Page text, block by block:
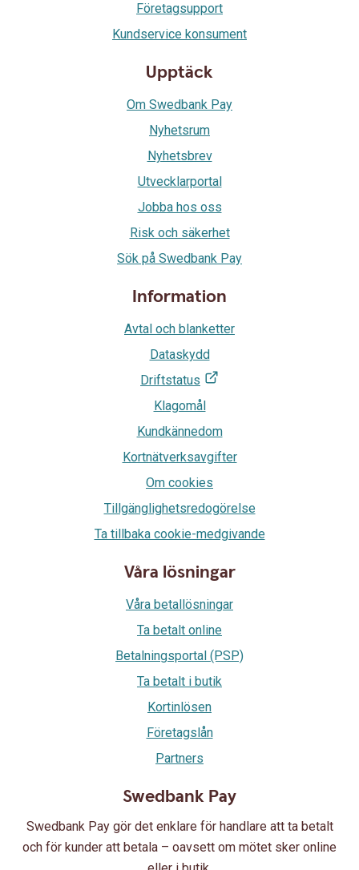
Swedbank Pay
Swedbank Pay gör det enklare för handlare att ta betalt
och för kunder att betala – oavsett om mötet sker online
Företagsupport
Kundservice konsument
Upptäck
Om Swedbank Pay
Nyhetsrum
Nyhetsbrev
Utvecklarportal
Jobba hos oss
Risk och säkerhet
Sök på Swedbank Pay
Information
Avtal och blanketter
Dataskydd
Driftstatus
Klagomål
Kundkännedom
Kortnätverksavgifter
Om cookies
Tillgänglighetsredogörelse
Ta tillbaka cookie-medgivande
Våra lösningar
Våra betallösningar
Ta betalt online
Betalningsportal (PSP)
Ta betalt i butik
Kortinlösen
Företagslån
Partners